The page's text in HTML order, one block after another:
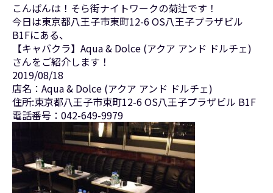
こんばんは！そら街ナイトワークの菊辻です！
今日は東京都八王子市東町12-6 OS八王子プラザビル
B1Fにある、
【キャバクラ】Aqua & Dolce (アクア アンド ドルチェ)
さんをご紹介します！
2019/08/18
店名：Aqua & Dolce (アクア アンド ドルチェ)
住所:東京都八王子市東町12-6 OS八王子プラザビル B1F
電話番号：042-649-9979